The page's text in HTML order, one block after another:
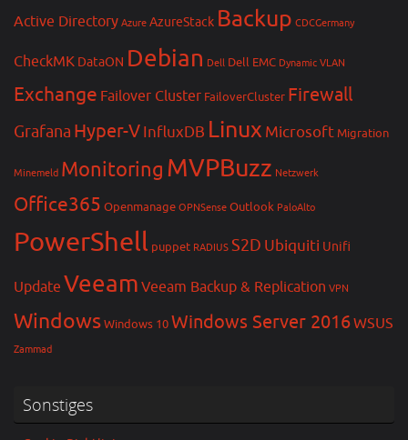
Active Directory Azure AzureStack Backup CDCGermany
CheckMK DataON Debian Dell Dell EMC Dynamic VLAN
Exchange Failover Cluster FailoverCluster Firewall
Grafana Hyper-VInfluxDB Linux Microsoft Migration
Minemeld Monitoring MVPBuzz Netzwerk
Office365 Openmanage OPNSense Outlook PaloAlto
PowerShell puppet RADIUS S2D Ubiquiti Unifi
Update Veeam Veeam Backup & Replication VPN
WindowsWindows 10Windows Server 2016WSUS
Zammad
Sonstiges